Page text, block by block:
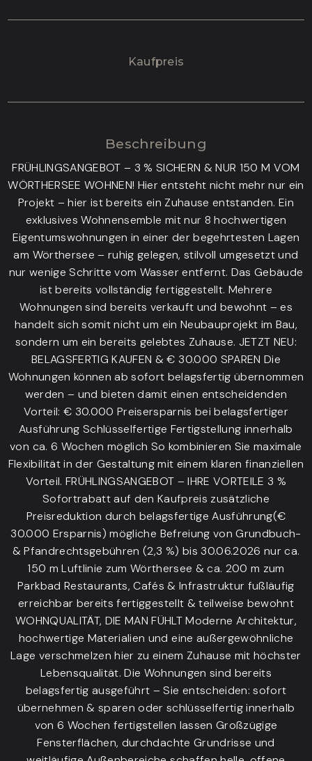
Kaufpreis
Beschreibung
FRÜHLINGSANGEBOT – 3 % SICHERN & NUR 150 M VOM
WÖRTHERSEE WOHNEN! Hier entsteht nicht mehr nur ein
Projekt – hier ist bereits ein Zuhause entstanden. Ein
exklusives Wohnensemble mit nur 8 hochwertigen
Eigentumswohnungen in einer der begehrtesten Lagen
am Wörthersee – ruhig gelegen, stilvoll umgesetzt und
nur wenige Schritte vom Wasser entfernt. Das Gebäude
ist bereits vollständig fertiggestellt. Mehrere
Wohnungen sind bereits verkauft und bewohnt – es
handelt sich somit nicht um ein Neubauprojekt im Bau,
sondern um ein bereits gelebtes Zuhause. JETZT NEU:
BELAGSFERTIG KAUFEN & € 30.000 SPAREN Die
Wohnungen können ab sofort belagsfertig übernommen
werden – und bieten damit einen entscheidenden
Vorteil: € 30.000 Preisersparnis bei belagsfertiger
Ausführung Schlüsselfertige Fertigstellung innerhalb
von ca. 6 Wochen möglich So kombinieren Sie maximale
Flexibilität in der Gestaltung mit einem klaren finanziellen
Vorteil. FRÜHLINGSANGEBOT – IHRE VORTEILE 3 %
Sofortrabatt auf den Kaufpreis zusätzliche
Preisreduktion durch belagsfertige Ausführung(€
30.000 Ersparnis) mögliche Befreiung von Grundbuch-
& Pfandrechtsgebühren (2,3 %) bis 30.06.2026 nur ca.
150 m Luftlinie zum Wörthersee & ca. 200 m zum
Parkbad Restaurants, Cafés & Infrastruktur fußläufig
erreichbar bereits fertiggestellt & teilweise bewohnt
WOHNQUALITÄT, DIE MAN FÜHLT Moderne Architektur,
hochwertige Materialien und eine außergewöhnliche
Lage verschmelzen hier zu einem Zuhause mit höchster
Lebensqualität. Die Wohnungen sind bereits
belagsfertig ausgeführt – Sie entscheiden: sofort
übernehmen & sparen oder schlüsselfertig innerhalb
von 6 Wochen fertigstellen lassen Großzügige
Fensterflächen, durchdachte Grundrisse und